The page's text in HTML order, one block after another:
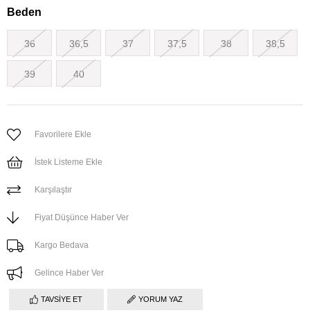
Beden
36 36,5 37 37,5 38 38,5
39 40
Favorilere Ekle
İstek Listeme Ekle
Karşılaştır
Fiyat Düşünce Haber Ver
Kargo Bedava
Gelince Haber Ver
TAVSIYE ET YORUM YAZ